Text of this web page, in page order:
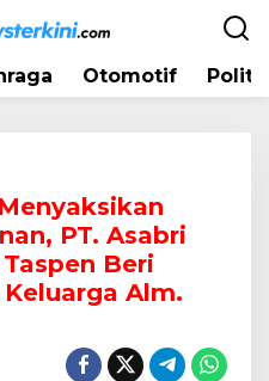
Otomotif
PT. Asabri
Beri
Alm.